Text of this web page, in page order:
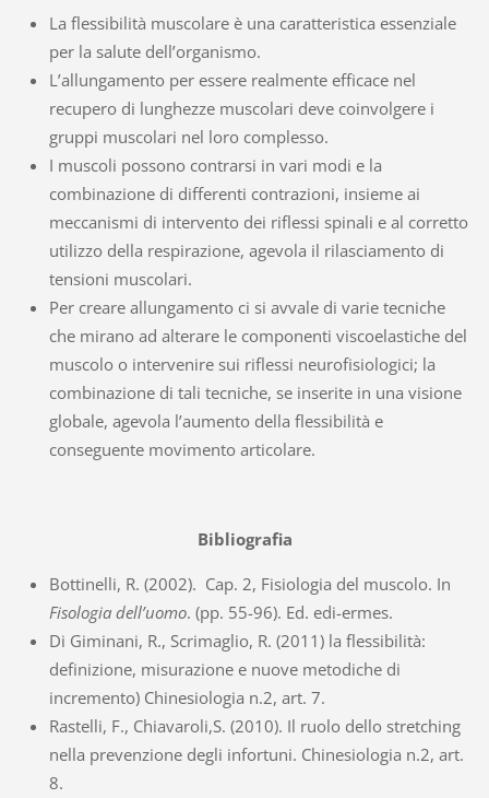
La flessibilità muscolare è una caratteristica essenziale
per la salute dell’organismo.
L’allungamento per essere realmente efficace nel
recupero di lunghezze muscolari deve coinvolgere i
gruppi muscolari nel loro complesso.
I muscoli possono contrarsi in vari modi e la
combinazione di differenti contrazioni, insieme ai
meccanismi di intervento dei riflessi spinali e al corretto
utilizzo della respirazione, agevola il rilasciamento di
tensioni muscolari.
Per creare allungamento ci si avvale di varie tecniche
che mirano ad alterare le componenti viscoelastiche del
muscolo o intervenire sui riflessi neurofisiologici; la
combinazione di tali tecniche, se inserite in una visione
globale, agevola l’aumento della flessibilità e
conseguente movimento articolare.
Bibliografia
Bottinelli, R. (2002). Cap. 2, Fisiologia del muscolo. In
Fisologia dell’uomo. (pp. 55-96). Ed. edi-ermes.
Di Giminani, R., Scrimaglio, R. (2011) la flessibilità:
definizione, misurazione e nuove metodiche di
incremento) Chinesiologia n.2, art. 7.
Rastelli, F., Chiavaroli,S. (2010). Il ruolo dello stretching
nella prevenzione degli infortuni. Chinesiologia n.2, art.
8.